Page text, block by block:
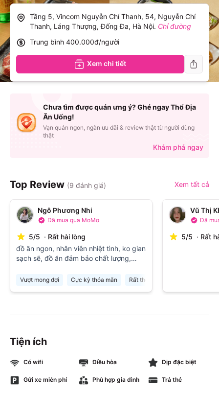
Top Review (9 đánh giá) Xem tất cả
Ngô Phương Nhi
Đã mua qua MoMo
5/5 · Rất hài lòng
đồ ăn ngon, nhân viên nhiệt tình, ko gian
sạch sẽ, đồ ăn đảm bảo chất lượng,
Vượt mong đợi Cực kỳ thỏa mãn Rất thoải mái
Vũ Thị
Đã
5/5 · Rất
Tiện ích
Có wifi Điều hòa Dịp đặc biệt
Gửi xe miễn phí Phù hợp gia đình Trả thẻ
Tầng 5, Vincom Nguyễn Chí Thanh, 54, Nguyễn Chí
Thanh, Láng Thượng, Đống Đa, Hà Nội. Chỉ đường
Trung bình 400.000đ/người
Xem chi tiết
Chưa tìm được quán ưng ý? Ghé ngay Thổ Địa
Ăn Uống!
Vạn quán ngon, ngàn ưu đãi & review thật từ người dùng
thật
Khám phá ngay